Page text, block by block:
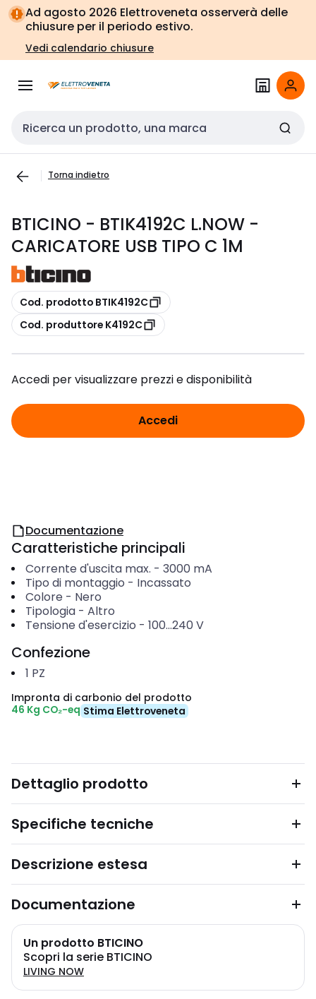
Vai alla
navigazione
Vai
alla
pagina
Ad agosto 2026 Elettroveneta osserverà delle
chiusure per il periodo estivo.
Vedi calendario chiusure
Cerca input
Torna indietro
BTICINO - BTIK4192C L.NOW -
CARICATORE USB TIPO C 1M
copia
Cod. prodotto BTIK4192C
copia
Cod. produttore K4192C
Accedi per visualizzare prezzi e disponibilità
Accedi
Documentazione
Caratteristiche principali
Corrente d'uscita max. - 3000 mA
Tipo di montaggio - Incassato
Colore - Nero
Tipologia- Altro
Tensione d'esercizio - 100...240 V
Confezione
1 PZ
Impronta di carbonio del prodotto
46 Kg CO₂-eq Stima Elettroveneta
Dettaglio prodotto
Specifiche tecniche
Descrizione estesa
Documentazione
Un prodotto BTICINO
Scopri la serie BTICINO
LIVING NOW